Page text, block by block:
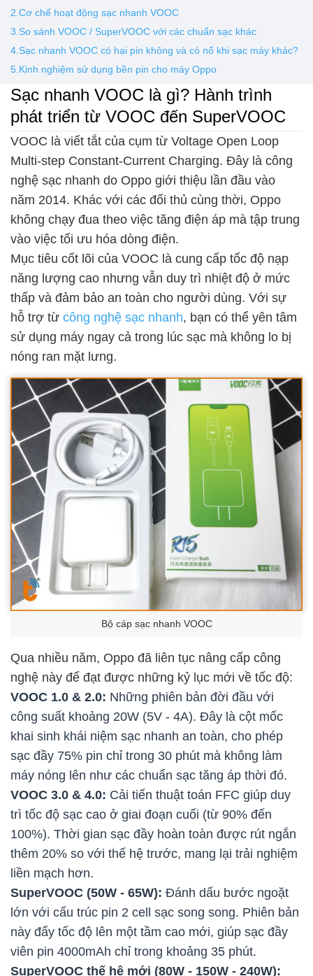
2.Cơ chế hoạt động sạc nhanh VOOC
3.So sánh VOOC / SuperVOOC với các chuẩn sạc khác
4.Sạc nhanh VOOC có hại pin không và có nổ khi sạc máy khác?
5.Kinh nghiệm sử dụng bền pin cho máy Oppo
Sạc nhanh VOOC là gì? Hành trình
phát triển từ VOOC đến SuperVOOC
VOOC là viết tắt của cụm từ Voltage Open Loop
Multi-step Constant-Current Charging. Đây là công
nghệ sạc nhanh do Oppo giới thiệu lần đầu vào
năm 2014. Khác với các đối thủ cùng thời, Oppo
không chạy đua theo việc tăng điện áp mà tập trung
vào việc tối ưu hóa dòng điện.
Mục tiêu cốt lõi của VOOC là cung cấp tốc độ nạp
năng lượng cao nhưng vẫn duy trì nhiệt độ ở mức
thấp và đảm bảo an toàn cho người dùng. Với sự
hỗ trợ từ công nghệ sạc nhanh, bạn có thể yên tâm
sử dụng máy ngay cả trong lúc sạc mà không lo bị
nóng ran mặt lưng.
Bộ cáp sạc nhanh VOOC
Qua nhiều năm, Oppo đã liên tục nâng cấp công
nghệ này để đạt được những kỷ lục mới về tốc độ:
VOOC 1.0 & 2.0: Những phiên bản đời đầu với
công suất khoảng 20W (5V - 4A). Đây là cột mốc
khai sinh khái niệm sạc nhanh an toàn, cho phép
sạc đầy 75% pin chỉ trong 30 phút mà không làm
máy nóng lên như các chuẩn sạc tăng áp thời đó.
VOOC 3.0 & 4.0: Cải tiến thuật toán FFC giúp duy
trì tốc độ sạc cao ở giai đoạn cuối (từ 90% đến
100%). Thời gian sạc đầy hoàn toàn được rút ngắn
thêm 20% so với thế hệ trước, mang lại trải nghiệm
liền mạch hơn.
SuperVOOC (50W - 65W): Đánh dấu bước ngoặt
lớn với cấu trúc pin 2 cell sạc song song. Phiên bản
này đẩy tốc độ lên một tầm cao mới, giúp sạc đầy
viên pin 4000mAh chỉ trong khoảng 35 phút.
SuperVOOC thế hệ mới (80W - 150W - 240W):